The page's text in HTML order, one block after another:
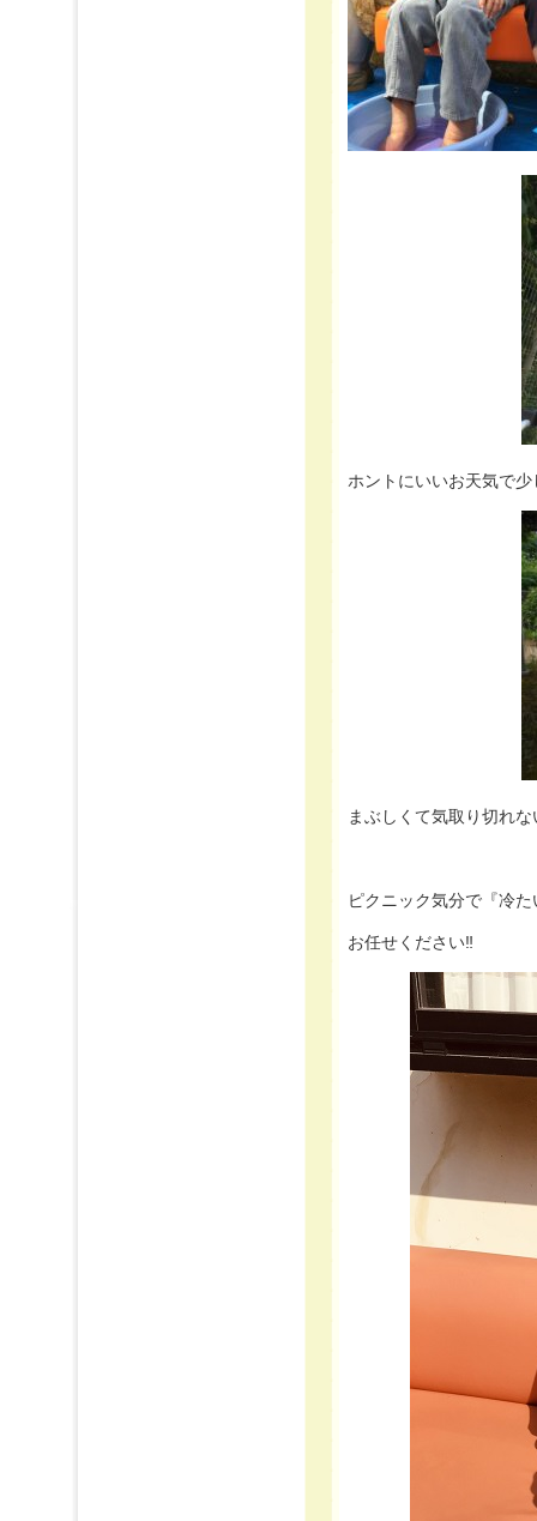
ホントにいいお天気で少
まぶしくて気取り切れ
ピクニック気分で『冷
お任せください‼